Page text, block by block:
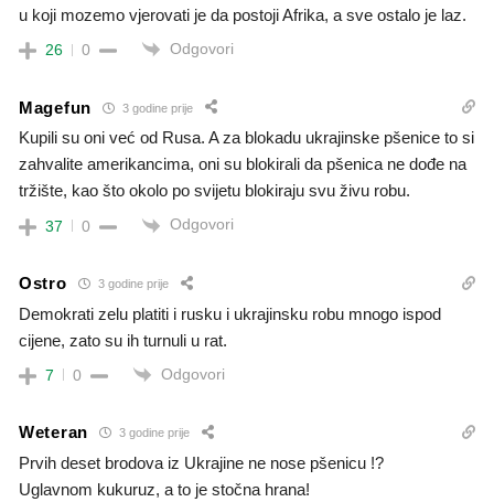
u koji mozemo vjerovati je da postoji Afrika, a sve ostalo je laz.
26 0 Odgovori
Magefun 3 godine prije
Kupili su oni već od Rusa. A za blokadu ukrajinske pšenice to si
zahvalite amerikancima, oni su blokirali da pšenica ne dođe na
tržište, kao što okolo po svijetu blokiraju svu živu robu.
37 0 Odgovori
Ostro 3 godine prije
Demokrati zelu platiti i rusku i ukrajinsku robu mnogo ispod
cijene, zato su ih turnuli u rat.
7 0 Odgovori
Weteran 3 godine prije
Prvih deset brodova iz Ukrajine ne nose pšenicu !?
Uglavnom kukuruz, a to je stočna hrana!